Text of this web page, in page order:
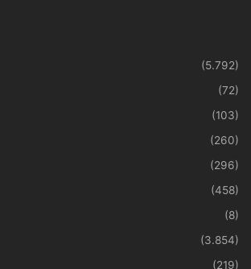
(5.792)
(72)
(103)
(260)
(296)
(458)
(8)
(3.854)
(219)